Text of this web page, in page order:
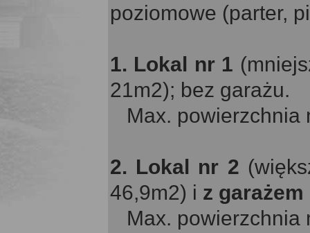
poziomowe (parter,
1. Lokal nr 1
21m2); bez garażu.
Max. powierzchnia
2. Lokal nr 2
46,9m2) i z garażem
Max. powierzchnia